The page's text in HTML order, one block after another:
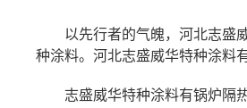
以先行者的气魄，河北志盛
种涂料。河北志盛威华特种涂料
志盛威华特种涂料有锅炉隔